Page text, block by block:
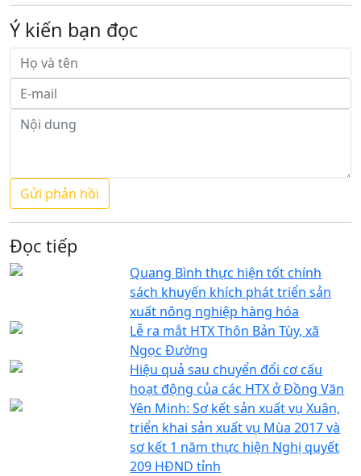
Ý kiến bạn đọc
Đọc tiếp
Quang Bình thực hiện tốt chính
sách khuyến khích phát triển sản
xuất nông nghiệp hàng hóa
Lễ ra mắt HTX Thôn Bản Tùy, xã
Ngọc Đường
Hiệu quả sau chuyển đổi cơ cấu
hoạt động của các HTX ở Đồng Văn
Yên Minh: Sơ kết sản xuất vụ Xuân,
triển khai sản xuất vụ Mùa 2017 và
sơ kết 1 năm thực hiện Nghị quyết
209 HĐND tỉnh